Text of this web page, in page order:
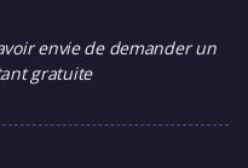
envie de demander un
gratuite